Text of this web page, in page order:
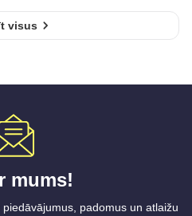
visus
mums!
padomus un atlaižu